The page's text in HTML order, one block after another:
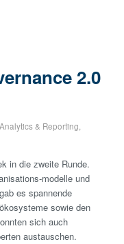
2.0
& Reporting
in die zweite Runde.
modelle und
es spannende
sowie den
sich auch
austauschen.